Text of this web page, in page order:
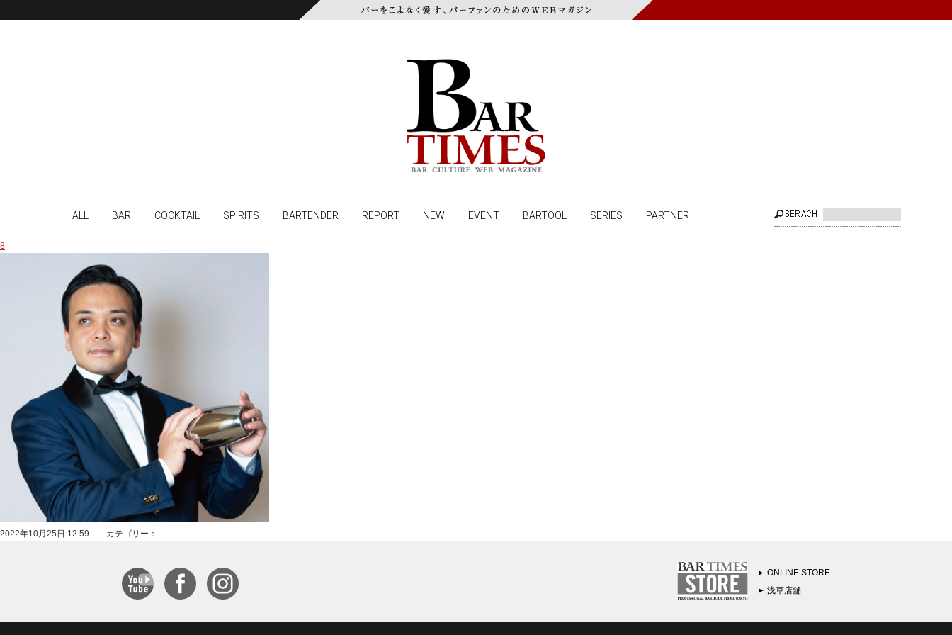
ALL BAR COCKTAIL SPIRITS BARTENDER REPORT NEW EVENT BARTOOL SERIES PARTNER
8
2022年10月25日 12:59 カテゴリー：
ONLINE STORE
浅草店舗